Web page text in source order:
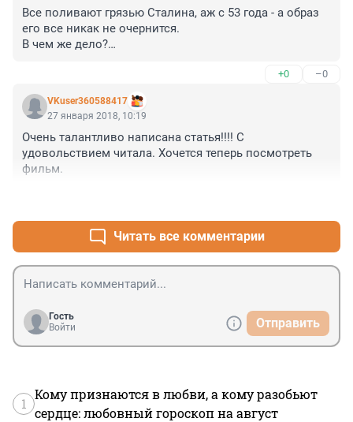
Правовое государство показано во всей красе.
Игра актеров убедительна.
И Жуков, такой молодой...
Все поливают грязью Сталина, аж с 53 года - а образ
его все никак не очернится.
В чем же дело?
Сталина - вот они и слабые. Вот и не выходит у них
ничего.
Сила в правде, у кого правда- тот и сильнее.
+0 –0
VKuser360588417
27 января 2018, 10:19
Очень талантливо написана статья!!!! С
удовольствием читала. Хочется теперь посмотреть
фильм.
Читать все комментарии
Гость
Войти
Отправить
1
Кому признаются в любви, а кому разобьют
сердце: любовный гороскоп на август